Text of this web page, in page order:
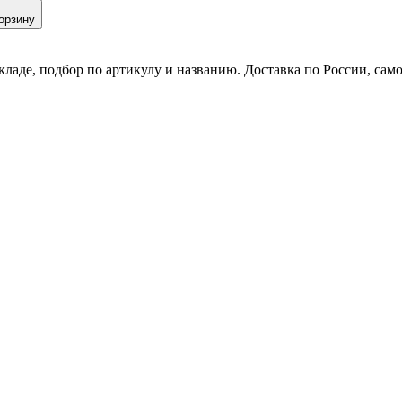
подбор по артикулу и названию. Доставка по России,